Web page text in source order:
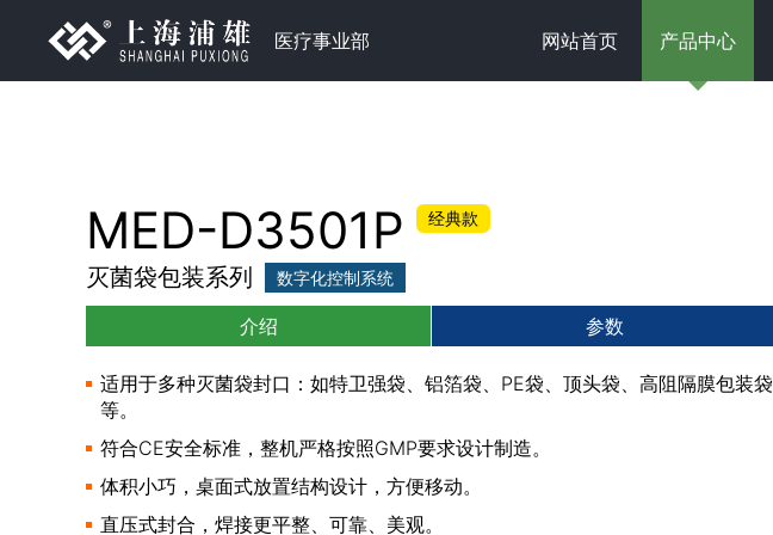
医疗事业部 网站首页 产品中心
MED-D3501P 经典款
灭菌袋包装系列 数字化控制系统
介绍 参数
适用于多种灭菌袋封口：如特卫强袋、铝箔袋、PE袋、顶头袋、高阻隔膜包装袋
等。
符合CE安全标准，整机严格按照GMP要求设计制造。
体积小巧，桌面式放置结构设计，方便移动。
直压式封合，焊接更平整、可靠、美观。